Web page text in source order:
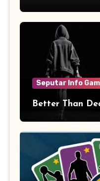
Seputar Info
Better Than